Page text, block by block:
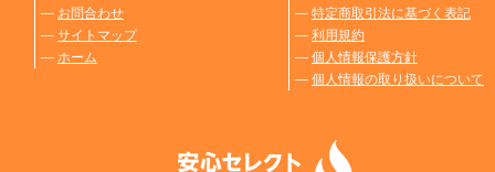
― お問合わせ
― サイトマップ
― ホーム
― 特定商取引法に基づく表記
― 利用規約
― 個人情報保護方針
― 個人情報の取り扱いについて